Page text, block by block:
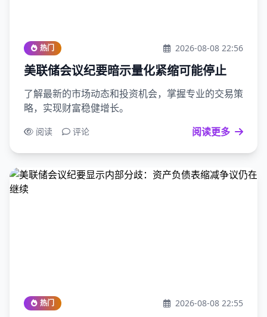
热门 2026-08-08 22:56
美联储会议纪要暗示量化紧缩可能停止
了解最新的市场动态和投资机会，掌握专业的交易策
略，实现财富稳健增长。
阅读 评论 阅读更多
热门 2026-08-08 22:55